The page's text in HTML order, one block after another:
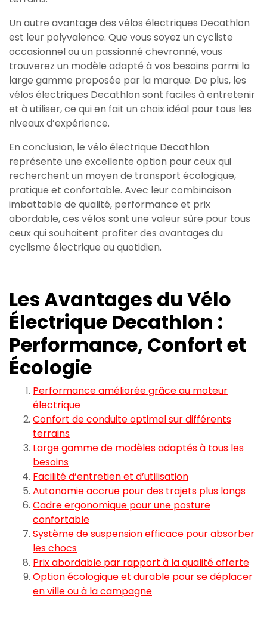
Un autre avantage des vélos électriques Decathlon
est leur polyvalence. Que vous soyez un cycliste
occasionnel ou un passionné chevronné, vous
trouverez un modèle adapté à vos besoins parmi la
large gamme proposée par la marque. De plus, les
vélos électriques Decathlon sont faciles à entretenir
et à utiliser, ce qui en fait un choix idéal pour tous les
niveaux d’expérience.
En conclusion, le vélo électrique Decathlon
représente une excellente option pour ceux qui
recherchent un moyen de transport écologique,
pratique et confortable. Avec leur combinaison
imbattable de qualité, performance et prix
abordable, ces vélos sont une valeur sûre pour tous
ceux qui souhaitent profiter des avantages du
cyclisme électrique au quotidien.
Les Avantages du Vélo
Électrique Decathlon :
Performance, Confort et
Écologie
Performance améliorée grâce au moteur
électrique
Confort de conduite optimal sur différents
terrains
Large gamme de modèles adaptés à tous les
besoins
Facilité d’entretien et d’utilisation
Autonomie accrue pour des trajets plus longs
Cadre ergonomique pour une posture
confortable
Système de suspension efficace pour absorber
les chocs
Prix abordable par rapport à la qualité offerte
Option écologique et durable pour se déplacer
en ville ou à la campagne